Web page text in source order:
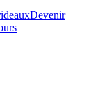
Devenir